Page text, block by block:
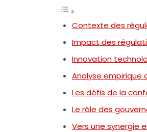
Contexte des
Impact des
Innovation
Analyse empirique
Les défis de la
Le rôle des
Vers une synergie